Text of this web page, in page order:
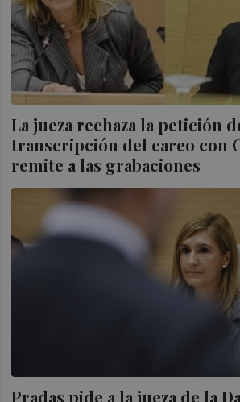
La jueza rechaza la petición
transcripción del careo con
remite a las grabaciones
Pradas pide a la jueza de la